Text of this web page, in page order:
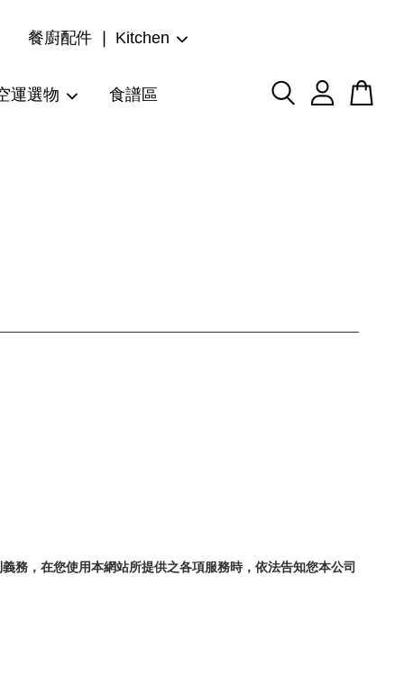
餐廚配件 ❘ Kitchen
運選物 食譜區
務，在您使用本網站所提供之各項服務時，依法告知您本公司